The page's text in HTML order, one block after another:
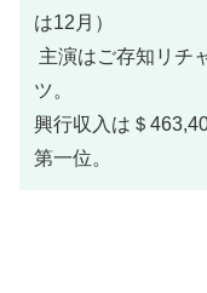
は12月）
主演はご存知リチ
ツ。
興行収入は＄
第一位。